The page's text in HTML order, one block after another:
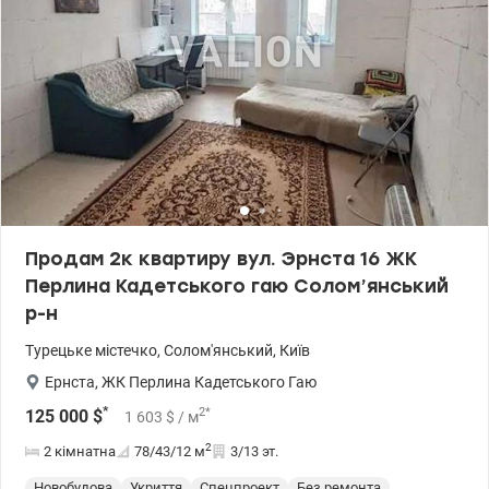
(Є-оселя), Євідновлення, Сертифікат 2. Житло для ВПО та
військових (постанова 280 та інші) Цена 115 000 у.о. 0968144949
Едуард valion.ua/1130230
Продам 2к квартиру вул. Эрнста 16 ЖК
Перлина Кадетського гаю Солом’янський
р-н
Турецьке містечко, Солом'янський, Київ
Ернста, ЖК Перлина Кадетського Гаю
125 000 $* 1 603 $ / м2*
2 кімнатна 78/43/12 м2 3/13 эт.